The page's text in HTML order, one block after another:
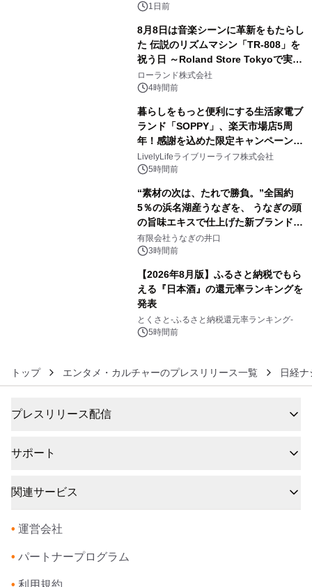
ボグッズも発売決定！
1日前
8月8日は音楽シーンに革新をもたらし
た 伝説のリズムマシン「TR-808」を
祝う日 ～Roland Store Tokyoで実機
を展示しての 記念キャンペーンを開
催 英国ラジオ「NTS」の 特別プログ
ラムや、「TR-808」を愛する伝説的
アーティストを フィーチャーしたアニ
メーションを公開～
ローランド株式会社
4時間前
暮らしをもっと便利にする生活家電ブ
ランド「SOPPY」、楽天市場店5周
年！感謝を込めた限定キャンペーンを
8月10日より開催
LivelyLifeライブリーライフ株式会社
5時間前
“素材の次は、たれで勝負。”全国約
5％の浜名湖産うなぎを、 うなぎの頭
の旨味エキスで仕上げた新ブランド
「井口の誉」誕生
有限会社うなぎの井口
3時間前
【2026年8月版】ふるさと納税でもら
える『日本酒』の還元率ランキングを
発表
とくさと-ふるさと納税還元率ランキング-
5時間前
トップ エンタメ・カルチャーのプレスリリース一覧 日経
プレスリリース配信
サポート
関連サービス
• 運営会社
• パートナープログラム